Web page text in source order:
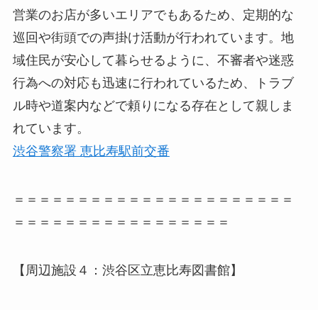
営業のお店が多いエリアでもあるため、定期的な
巡回や街頭での声掛け活動が行われています。地
域住民が安心して暮らせるように、不審者や迷惑
行為への対応も迅速に行われているため、トラブ
ル時や道案内などで頼りになる存在として親しま
れています。
渋谷警察署 恵比寿駅前交番
＝＝＝＝＝＝＝＝＝＝＝＝＝＝＝＝＝＝＝＝＝＝
＝＝＝＝＝＝＝＝＝＝＝＝＝＝＝＝＝
【周辺施設４：渋谷区立恵比寿図書館】